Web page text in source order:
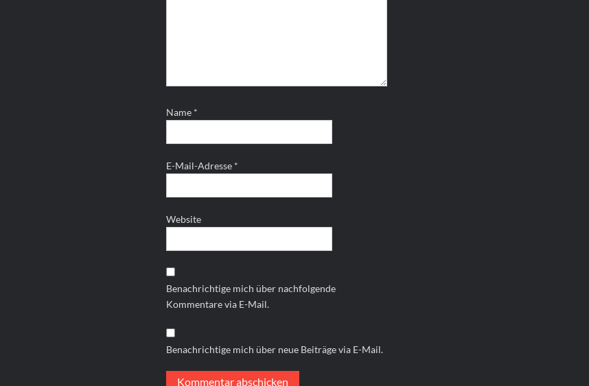
Name *
E-Mail-Adresse *
Website
Benachrichtige mich über nachfolgende
Kommentare via E-Mail.
Benachrichtige mich über neue Beiträge via E-Mail.